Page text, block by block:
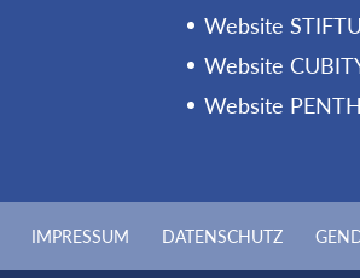
Website
Website
Website
IMPRESSUM DATENSCHUTZ